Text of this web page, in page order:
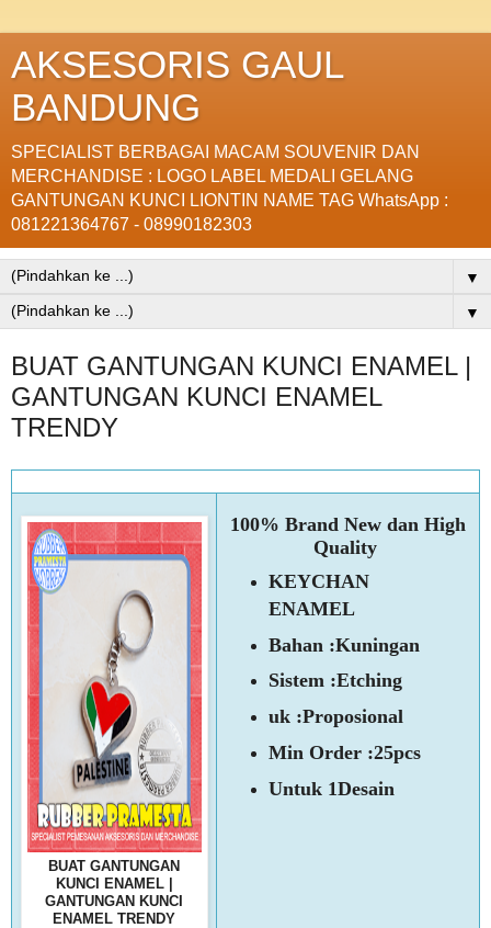
AKSESORIS GAUL
BANDUNG
SPECIALIST BERBAGAI MACAM SOUVENIR DAN
MERCHANDISE : LOGO LABEL MEDALI GELANG
GANTUNGAN KUNCI LIONTIN NAME TAG WhatsApp :
081221364767 - 08990182303
▼
▼
BUAT GANTUNGAN KUNCI ENAMEL |
GANTUNGAN KUNCI ENAMEL
TRENDY
BUAT GANTUNGAN
KUNCI ENAMEL |
GANTUNGAN KUNCI
ENAMEL TRENDY
100% Brand New dan High
Quality
KEYCHAN
ENAMEL
Bahan :Kuningan
Sistem :Etching
uk :Proposional
Min Order :25pcs
Untuk 1Desain